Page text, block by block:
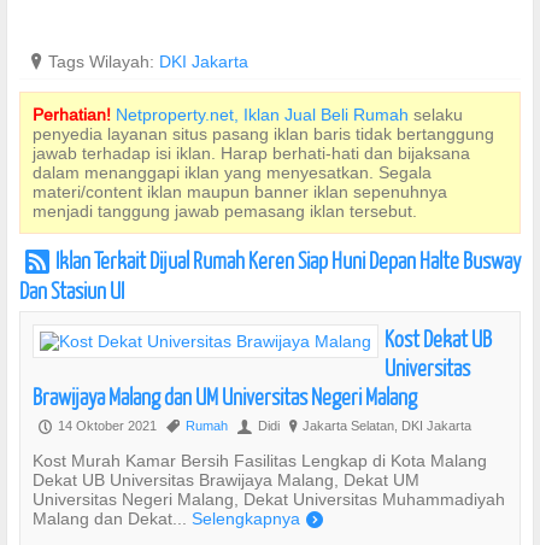
? Tags Wilayah: DKI Jakarta
Perhatian! Netproperty.net, Iklan Jual Beli Rumah selaku
penyedia layanan situs pasang iklan baris tidak bertanggung
jawab terhadap isi iklan. Harap berhati-hati dan bijaksana
dalam menanggapi iklan yang menyesatkan. Segala
materi/content iklan maupun banner iklan sepenuhnya
menjadi tanggung jawab pemasang iklan tersebut.
r Iklan Terkait Dijual Rumah Keren Siap Huni Depan Halte Busway
Dan Stasiun UI
Kost Dekat UB
Universitas
Brawijaya Malang dan UM Universitas Negeri Malang
P 14 Oktober 2021 , Rumah U Didi ? Jakarta Selatan, DKI Jakarta
Kost Murah Kamar Bersih Fasilitas Lengkap di Kota Malang
Dekat UB Universitas Brawijaya Malang, Dekat UM
Universitas Negeri Malang, Dekat Universitas Muhammadiyah
Malang dan Dekat... Selengkapnya )